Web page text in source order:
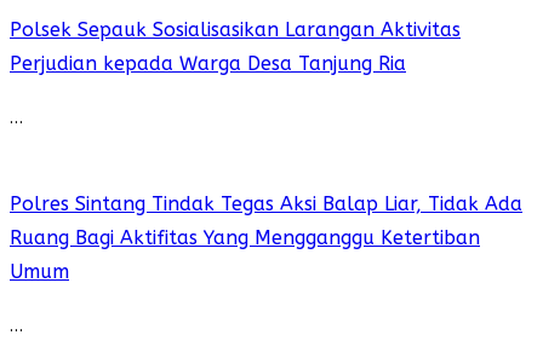
Polsek Sepauk Sosialisasikan Larangan Aktivitas
Perjudian kepada Warga Desa Tanjung Ria
…
Polres Sintang Tindak Tegas Aksi Balap Liar, Tidak Ada
Ruang Bagi Aktifitas Yang Mengganggu Ketertiban
Umum
…